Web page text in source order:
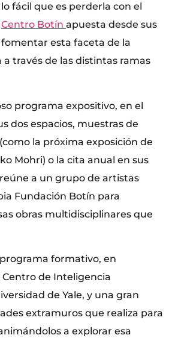
fácil que es perderla con el
Centro Botín apuesta desde sus
fomentar esta faceta de la
través de las distintas ramas
programa expositivo, en el
dos espacios, muestras de
la próxima exposición de
Mohri) o la cita anual en sus
reúne a un grupo de artistas
Fundación Botín para
obras multidisciplinares que
formativo, en
de Inteligencia
de Yale, y una gran
extramuros que realiza para
a explorar esa